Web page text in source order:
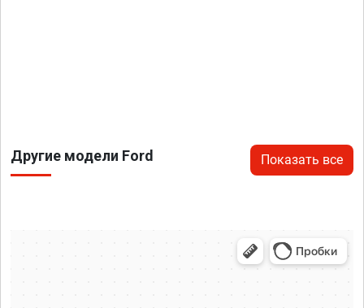
Другие модели Ford Показать все